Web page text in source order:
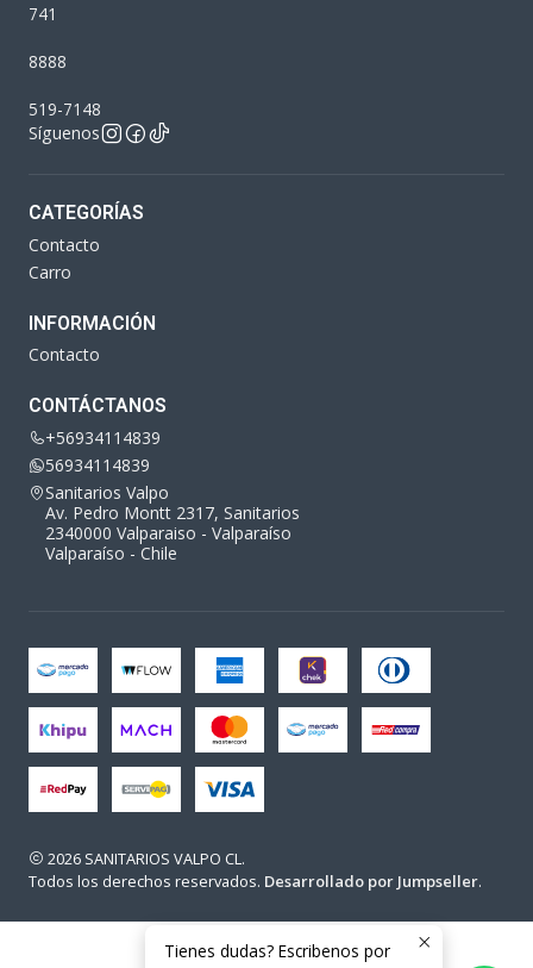
741
8888
519-7148
Síguenos
CATEGORÍAS
Contacto
Carro
INFORMACIÓN
Contacto
CONTÁCTANOS
+56934114839
56934114839
Sanitarios Valpo
Av. Pedro Montt 2317, Sanitarios
2340000 Valparaiso - Valparaíso
Valparaíso - Chile
2026 SANITARIOS VALPO CL.
Todos los derechos reservados. Desarrollado por Jumpseller.
Tienes dudas? Escribenos por